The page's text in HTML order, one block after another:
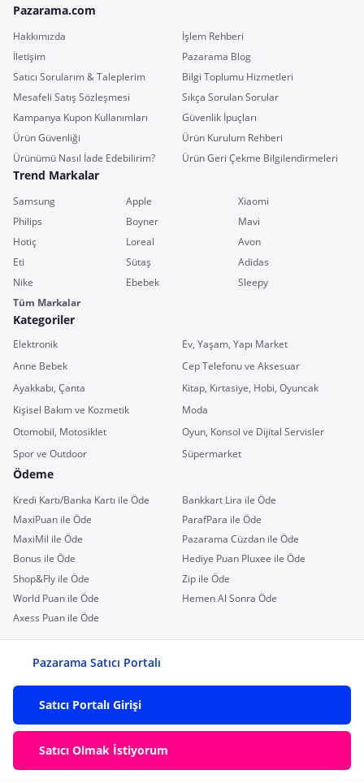
Pazarama.com
Hakkımızda
İşlem Rehberi
İletişim
Pazarama Blog
Satıcı Sorularım & Taleplerim
Bilgi Toplumu Hizmetleri
Mesafeli Satış Sözleşmesi
Sıkça Sorulan Sorular
Kampanya Kupon Kullanımları
Güvenlik İpuçları
Ürün Güvenliği
Ürün Kurulum Rehberi
Ürünümü Nasıl İade Edebilirim?
Ürün Geri Çekme Bilgilendirmeleri
Trend Markalar
Samsung Apple
Xiaomi
Philips
Boyner
Mavi
Hotiç
Loreal
Avon
Eti
Sütaş
Adidas
Nike
Ebebek
Sleepy
Tüm Markalar
Kategoriler
Elektronik
Ev, Yaşam, Yapı Market
Anne Bebek
Cep Telefonu ve Aksesuar
Ayakkabı, Çanta
Kitap, Kırtasiye, Hobi, Oyuncak
Kişisel Bakım ve Kozmetik
Moda
Otomobil, Motosiklet
Oyun, Konsol ve Dijital Servisler
Spor ve Outdoor
Süpermarket
Ödeme
Kredi Kartı/Banka Kartı ile Öde
Bankkart Lira ile Öde
MaxiPuan ile Öde
ParafPara ile Öde
MaxiMil ile Öde
Pazarama Cüzdan ile Öde
Bonus ile Öde
Hediye Puan Pluxee ile Öde
Shop&Fly ile Öde
Zip ile Öde
World Puan ile Öde
Hemen Al Sonra Öde
Axess Puan ile Öde
Pazarama Satıcı Portalı
Satıcı Portalı Girişi
Satıcı Olmak İstiyorum